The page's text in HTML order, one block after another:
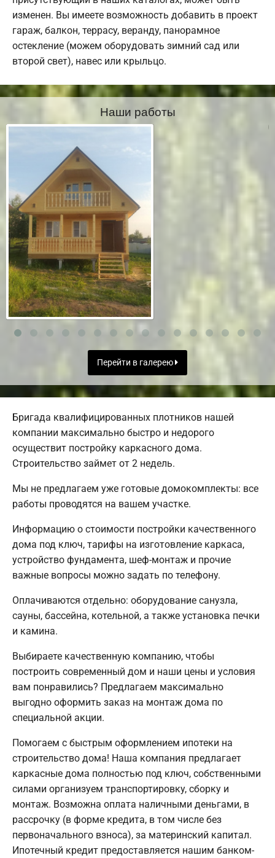
изменен. Вы имеете возможность добавить в проект
гараж, балкон, террасу, веранду, панорамное
остекление (можем оборудовать зимний сад или
второй свет), навес или крыльцо.
Наши работы
Перейти в галерею
Бригада квалифицированных плотников нашей
компании максимально быстро и недорого
осуществит постройку каркасного дома.
Строительство займет от 2 недель.
Мы не предлагаем уже готовые домокомплекты: все
работы проводятся на вашем участке.
Информацию о стоимости постройки качественного
дома под ключ, тарифы на изготовление каркаса,
устройство фундамента, шеф-монтаж и прочие
важные вопросы можно задать по телефону.
Оплачиваются отдельно: оборудование санузла,
сауны, бассейна, котельной, а также установка печки
и камина.
Выбираете качественную компанию, чтобы
построить современный дом и наши цены и условия
вам понравились? Предлагаем максимально
выгодно оформить заказ на монтаж дома по
специальной акции.
Помогаем с быстрым оформлением ипотеки на
строительство дома! Наша компания предлагает
каркасные дома полностью под ключ, собственными
силами организуем транспортировку, сборку и
монтаж. Возможна оплата наличными деньгами, в
рассрочку (в форме кредита, в том числе без
первоначального взноса), за материнский капитал.
Ипотечный кредит предоставляется нашим банком-